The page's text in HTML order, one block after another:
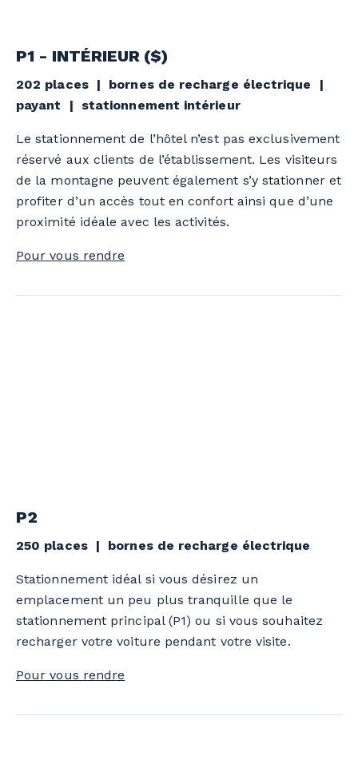
P1 - INTÉRIEUR ($)
202 places | bornes de recharge électrique |
payant | stationnement intérieur
Le stationnement de l’hôtel n’est pas exclusivement
réservé aux clients de l’établissement. Les visiteurs
de la montagne peuvent également s’y stationner et
profiter d’un accès tout en confort ainsi que d’une
proximité idéale avec les activités.
Pour vous rendre
P2
250 places | bornes de recharge électrique
Stationnement idéal si vous désirez un
emplacement un peu plus tranquille que le
stationnement principal (P1) ou si vous souhaitez
recharger votre voiture pendant votre visite.
Pour vous rendre